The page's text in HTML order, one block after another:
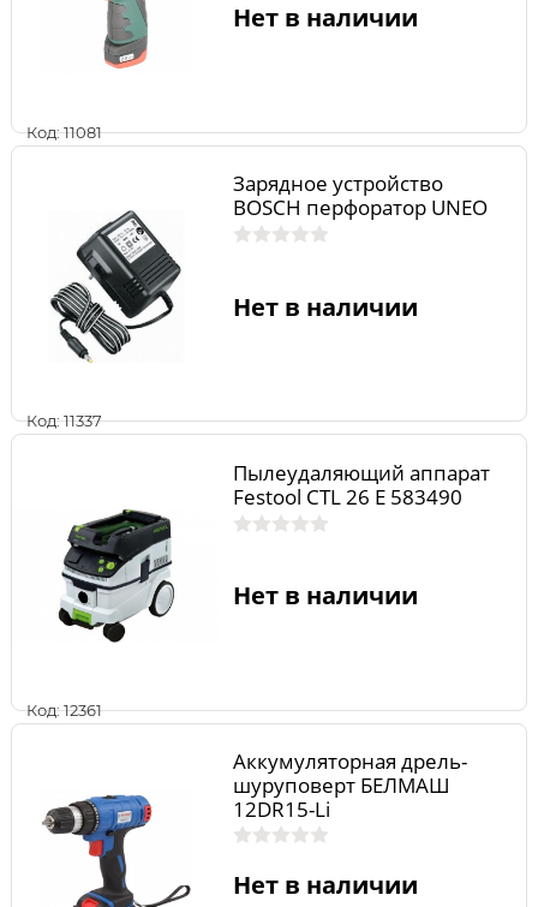
Код: 11081
Нет в наличии
Код: 11337
Зарядное устройство
BOSCH перфоратор UNEO
Нет в наличии
Код: 12361
Пылеудаляющий аппарат
Festool CTL 26 E 583490
Нет в наличии
Аккумуляторная дрель-
шуруповерт БЕЛМАШ
12DR15-Li
Нет в наличии